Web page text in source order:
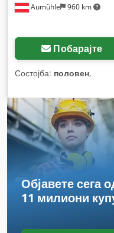
Aumühle 960 km
Побарајте
Состојба: половен,
Објавете сега
11 милиони